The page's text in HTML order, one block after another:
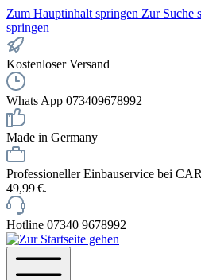
Zum Hauptinhalt springen Zur Suche
springen
Kostenloser Versand
Whats App 073409678992
Made in Germany
Professioneller Einbauservice bei
49,99 €.
Hotline 07340 9678992